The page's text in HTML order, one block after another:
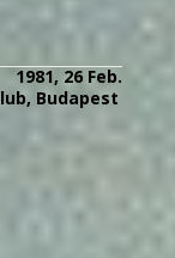
1981, 26 Feb.
Budapest